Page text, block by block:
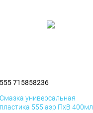
555 715858236
Смазка универсальная
пластика 555 аэр ПхВ 400мл